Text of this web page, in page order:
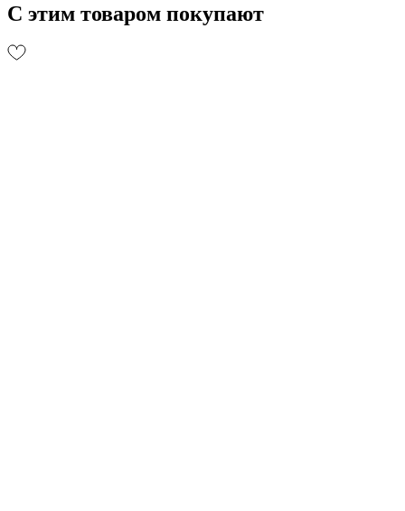
С этим товаром покупают